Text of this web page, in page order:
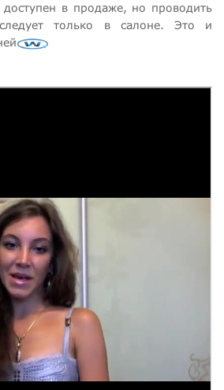
доступен в продаже, но проводить
только в салоне. Это и